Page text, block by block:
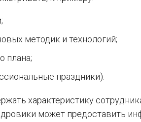
методик и технологий;
плана;
праздники).
характеристику
может предоставить